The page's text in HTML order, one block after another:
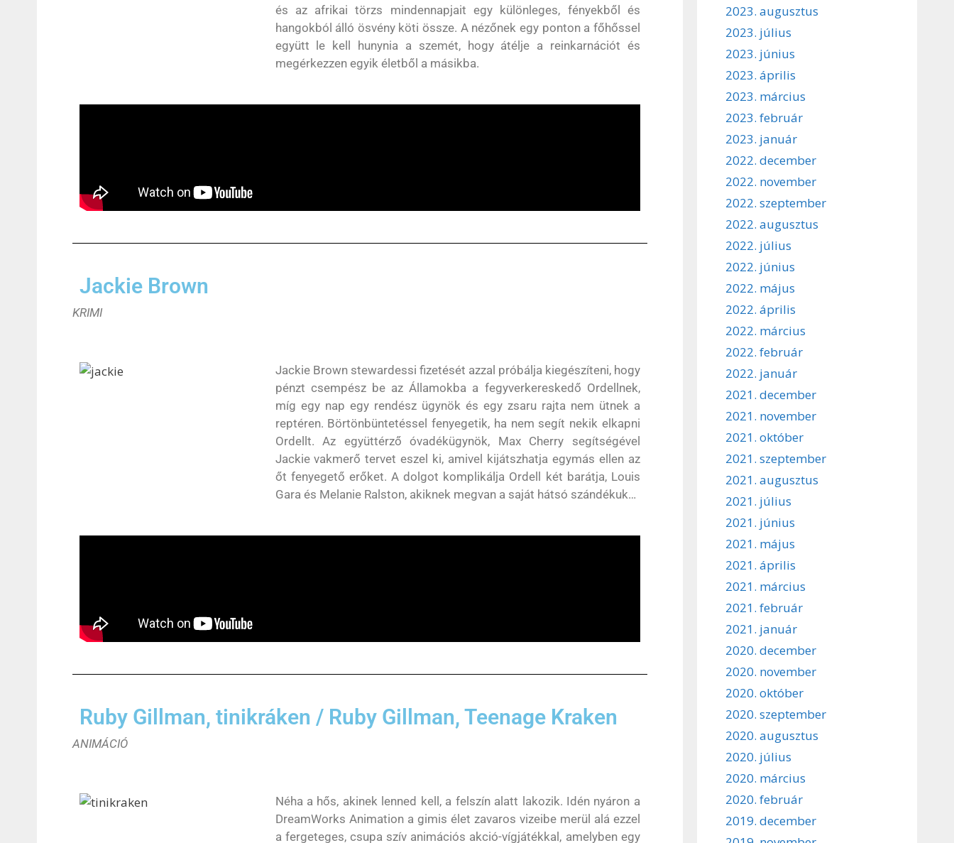
és az afrikai törzs mindennapjait egy különleges, fényekből és
hangokból álló ösvény köti össze. A nézőnek egy ponton a főhőssel
együtt le kell hunynia a szemét, hogy átélje a reinkarnációt és
megérkezzen egyik életből a másikba.
Jackie Brown
KRIMI
Jackie Brown stewardessi fizetését azzal próbálja kiegészíteni, hogy
pénzt csempész be az Államokba a fegyverkereskedő Ordellnek,
míg egy nap egy rendész ügynök és egy zsaru rajta nem ütnek a
reptéren. Börtönbüntetéssel fenyegetik, ha nem segít nekik elkapni
Ordellt. Az együttérző óvadékügynök, Max Cherry segítségével
Jackie vakmerő tervet eszel ki, amivel kijátszhatja egymás ellen az
őt fenyegető erőket. A dolgot komplikálja Ordell két barátja, Louis
Gara és Melanie Ralston, akiknek megvan a saját hátsó szándékuk…
Ruby Gillman, tinikráken / Ruby Gillman, Teenage Kraken
ANIMÁCIÓ
Néha a hős, akinek lenned kell, a felszín alatt lakozik. Idén nyáron a
DreamWorks Animation a gimis élet zavaros vizeibe merül alá ezzel
a fergeteges, csupa szív animációs akció-vígjátékkal, amelyben egy
2023. augusztus
2023. július
2023. június
2023. április
2023. március
2023. február
2023. január
2022. december
2022. november
2022. szeptember
2022. augusztus
2022. július
2022. június
2022. május
2022. április
2022. március
2022. február
2022. január
2021. december
2021. november
2021. október
2021. szeptember
2021. augusztus
2021. július
2021. június
2021. május
2021. április
2021. március
2021. február
2021. január
2020. december
2020. november
2020. október
2020. szeptember
2020. augusztus
2020. július
2020. március
2020. február
2019. december